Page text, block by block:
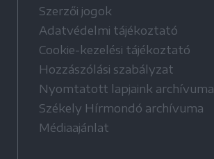
Szerzői jogok
Adatvédelmi tájékoztató
Cookie-kezelési tájékoztató
Hozzászólási szabályzat
Nyomtatott lapjaink archívuma
Székely Hírmondó archívuma
Médiaajánlat